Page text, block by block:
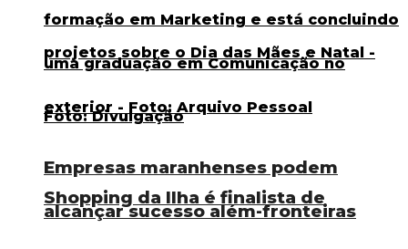
Empresas maranhenses podem
alcançar sucesso além-fronteiras
Shopping da Ilha é finalista de